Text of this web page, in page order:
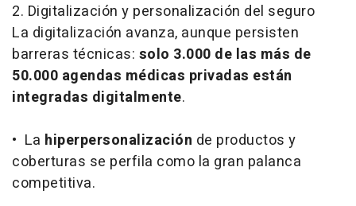
2. Digitalización y personalización del seguro
La digitalización avanza, aunque persisten
barreras técnicas: solo 3.000 de las más de
50.000 agendas médicas privadas están
integradas digitalmente.
• La hiperpersonalización de productos y
coberturas se perfila como la gran palanca
competitiva.